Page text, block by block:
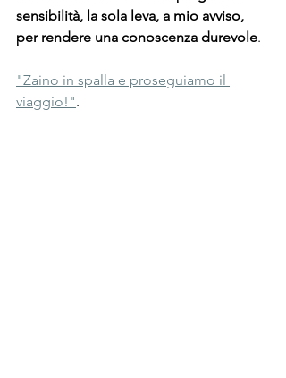
sensibilità, la sola leva, a mio avviso,
per rendere una conoscenza durevole.
"Zaino in spalla e proseguiamo il
viaggio!".